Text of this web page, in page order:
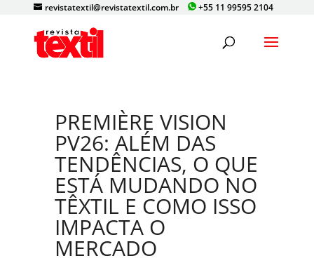
+55 11 99595 2104
revistatextil@revistatextil.com.br
PREMIÈRE VISION
PV26: ALÉM DAS
TENDÊNCIAS, O QUE
ESTÁ MUDANDO NO
TÊXTIL E COMO ISSO
IMPACTA O
MERCADO